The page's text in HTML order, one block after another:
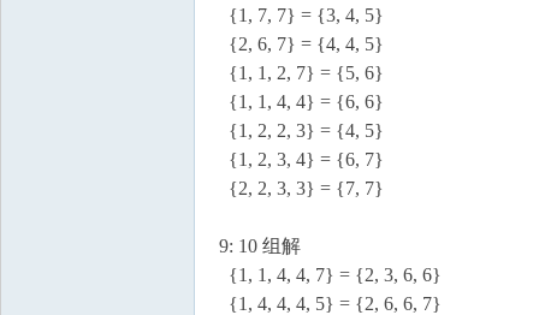
{1, 7, 7} = {3, 4, 5}
{2, 6, 7} = {4, 4, 5}
{1, 1, 2, 7} = {5, 6}
{1, 1, 4, 4} = {6, 6}
{1, 2, 2, 3} = {4, 5}
{1, 2, 3, 4} = {6, 7}
{2, 2, 3, 3} = {7, 7}
9: 10 组解
{1, 1, 4, 4, 7} = {2, 3, 6, 6}
{1, 4, 4, 4, 5} = {2, 6, 6, 7}